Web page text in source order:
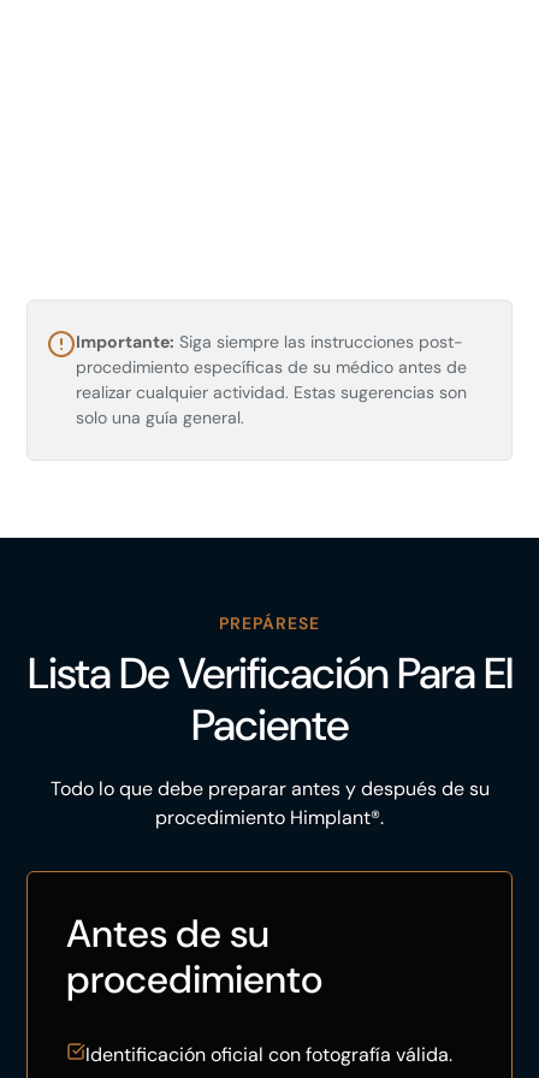
Wright Family Park
Calhoun St, Bluffton, SC 29910, USA
Importante: Siga siempre las instrucciones post-
procedimiento específicas de su médico antes de
realizar cualquier actividad. Estas sugerencias son
solo una guía general.
PREPÁRESE
Lista De Verificación Para El
Paciente
Todo lo que debe preparar antes y después de su
procedimiento Himplant®.
Antes de su
procedimiento
Identificación oficial con fotografía válida.